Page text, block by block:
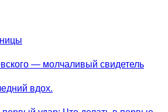
— молчаливый свидетель
вдох.